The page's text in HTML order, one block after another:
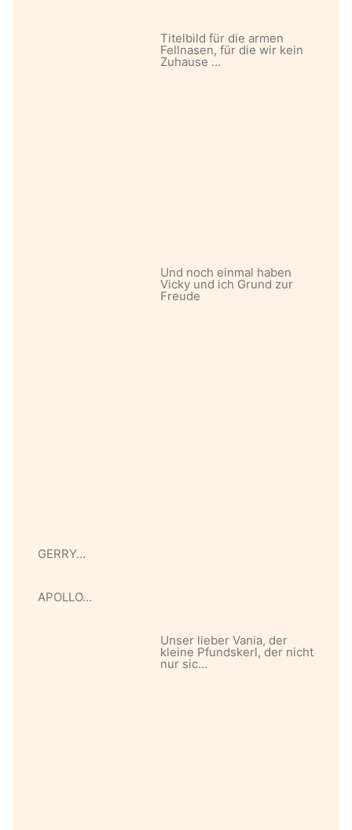
Titelbild für die armen
Fellnasen, für die wir kein
Zuhause …
Und noch einmal haben
Vicky und ich Grund zur
Freude
GERRY…
APOLLO…
Unser lieber Vania, der
kleine Pfundskerl, der nicht
nur sic…